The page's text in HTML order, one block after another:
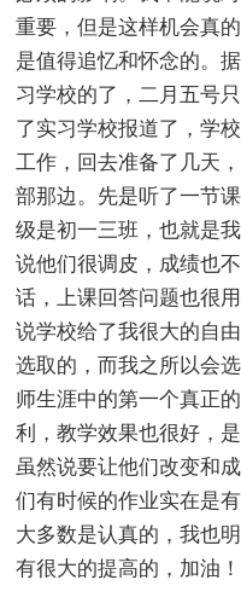
重要，但是这样机会真
是值得追忆和怀念的。
习学校的了，二月五号
了实习学校报道了，学
工作，回去准备了几天
部那边。先是听了一节
级是初一三班，也就是
说他们很调皮，成绩也
话，上课回答问题也很
说学校给了我很大的自
选取的，而我之所以会
师生涯中的第一个真正
利，教学效果也很好，
虽然说要让他们改变和
们有时候的作业实在是
大多数是认真的，我也
有很大的提高的，加油！